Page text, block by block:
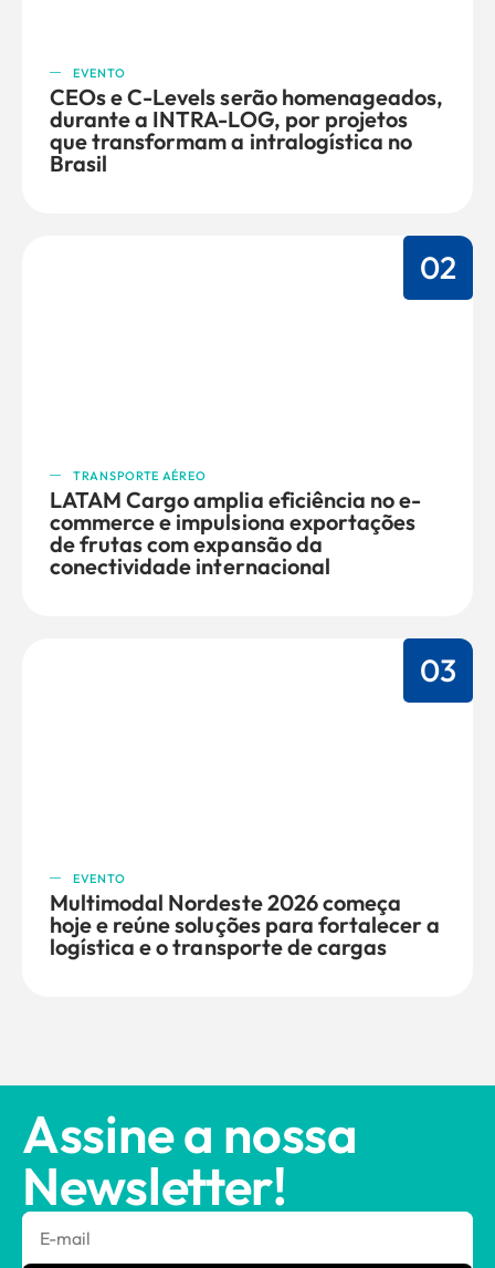
EVENTO
CEOs e C-Levels serão homenageados,
durante a INTRA-LOG, por projetos
que transformam a intralogística no
Brasil
02
TRANSPORTE AÉREO
LATAM Cargo amplia eficiência no e-
commerce e impulsiona exportações
de frutas com expansão da
conectividade internacional
03
EVENTO
Multimodal Nordeste 2026 começa
hoje e reúne soluções para fortalecer a
logística e o transporte de cargas
Assine a nossa
Newsletter!